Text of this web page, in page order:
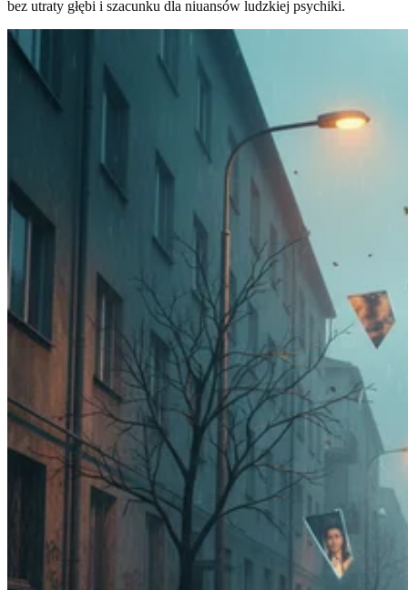
bez utraty głębi i szacunku dla niuansów ludzkiej psychiki.